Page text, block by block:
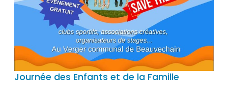
Journée des Enfants et de la Famille